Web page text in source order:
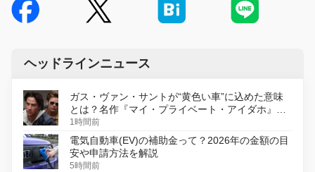
ヘッドラインニュース
ガス・ヴァン・サントが“黄色い車”に込めた意味
とは？名作『マイ・プライベート・アイダホ』が
初のデジタルリマスター版で復活
1時間前
電気自動車(EV)の補助金って？2026年の金額の目
安や申請方法を解説
5時間前